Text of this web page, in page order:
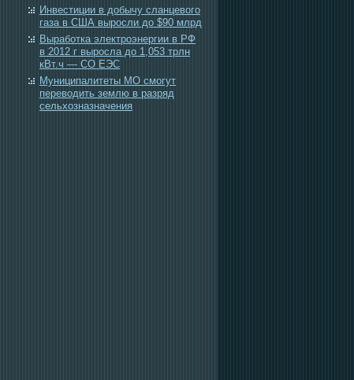
Инвестиции в добычу сланцевого
газа в США выросли до $90 млрд
Выработка электроэнергии в РФ
в 2012 г выросла до 1,053 трлн
кВт.ч — СО ЕЭС
Муниципалитеты МО смогут
переводить землю в разряд
сельхозназначения